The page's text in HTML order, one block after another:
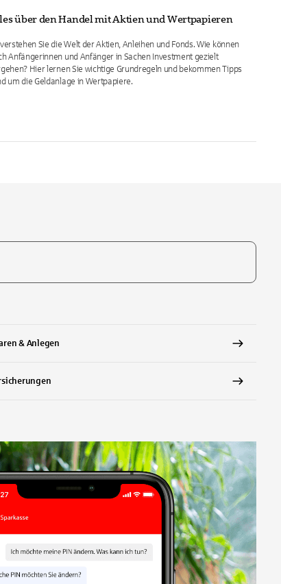
über den Handel mit Aktien und Wertpapieren
Sie die Welt der Aktien, Anleihen und Fonds. Wie können
Anfängerinnen und Anfänger in Sachen Investment gezielt
Hier lernen Sie wichtige Grundregeln und bekommen Tipps
um die Geldanlage in Wertpapiere.
& Anlegen